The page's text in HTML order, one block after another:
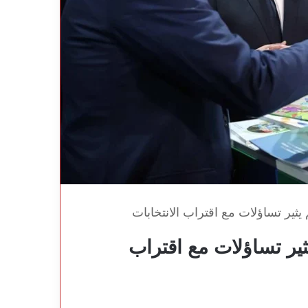
تساؤلات مع اقتراب الانتخابات
تساؤلات مع اقتراب